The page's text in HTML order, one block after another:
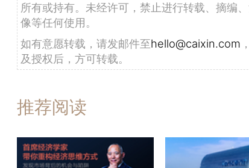
所有或持有。未经许可，禁止进行转载、摘编
像等任何使用。
如有意愿转载，请发邮件至hello@caixin.com
及授权后，方可转载。
推荐阅读